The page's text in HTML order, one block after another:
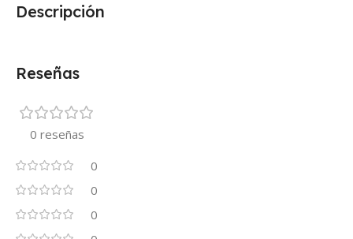
Descripción
Reseñas
0 reseñas
0
0
0